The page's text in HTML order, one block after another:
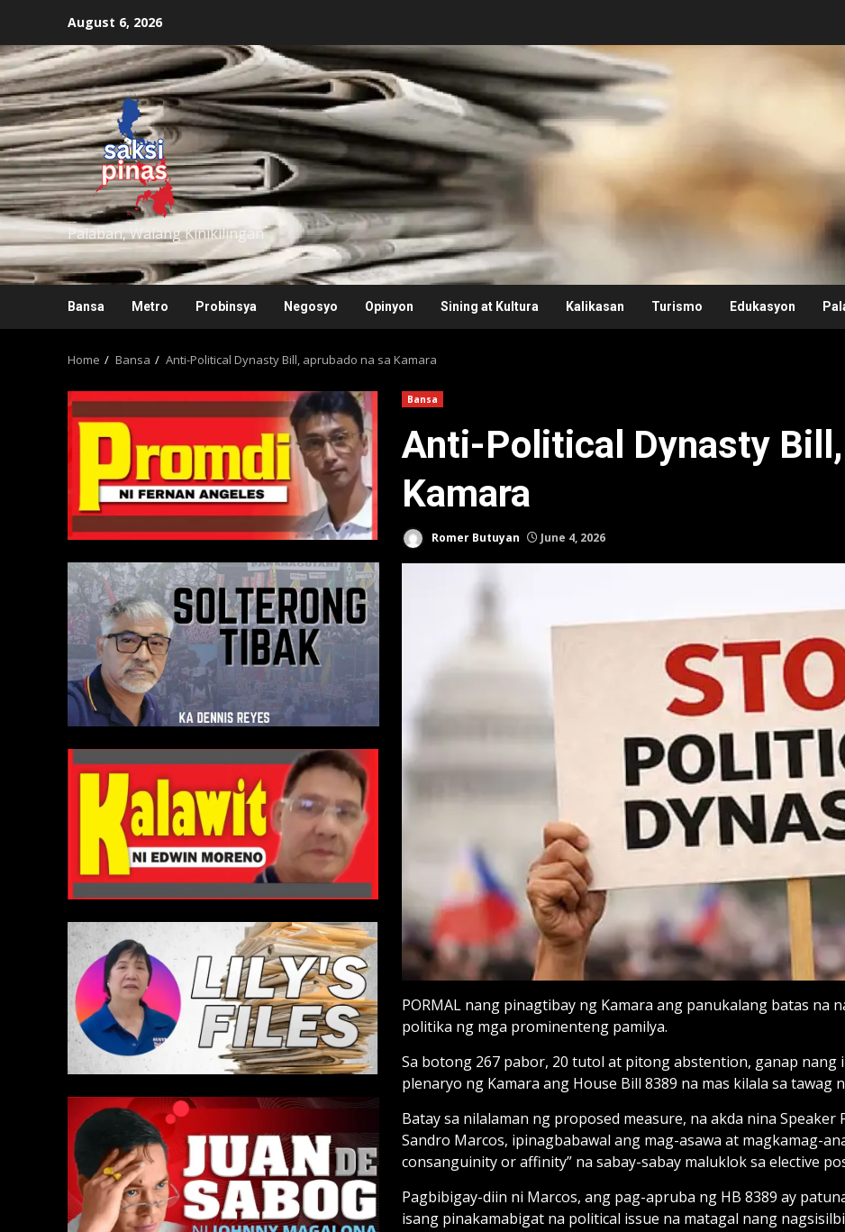
content
August 6, 2026
Palaban, Walang Kinikilingan
Bansa Metro Probinsya Negosyo Opinyon Sining at Kultura Kalikasan Turismo Edukasyon
Home Bansa Anti-Political Dynasty Bill, aprubado na sa Kamara
Bansa
Anti-Political Dynasty
Kamara
Romer Butuyan June 4, 2026
PORMAL nang pinagtibay ng Kamara ang panukalang batas na
politika ng mga prominenteng pamilya.
Sa botong 267 pabor, 20 tutol at pitong abstention, ganap
plenaryo ng Kamara ang House Bill 8389 na mas kilala sa tawag
Batay sa nilalaman ng proposed measure, na akda nina
Sandro Marcos, ipinagbabawal ang mag-asawa at magkamag-
consanguinity or affinity” na sabay-sabay maluklok sa elective
Pagbibigay-diin ni Marcos, ang pag-apruba ng HB 8389 ay
isang pinakamabigat na political issue na matagal nang